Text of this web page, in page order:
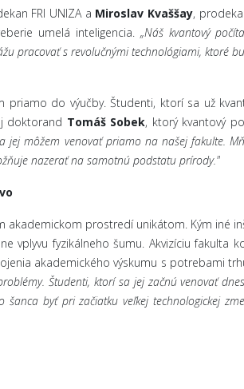
FRI UNIZA a Miroslav Kvaššay,
umelá inteligencia. „Náš kvantový
pracovať s revolučnými technológiami, ktoré
do výučby. Študenti, ktorí sa už
doktorand Tomáš Sobek, ktorý kvantový
jej môžem venovať priamo na našej fakulte.
nazerať na samotnú podstatu prírody."
akademickom prostredí unikátom. Kým
vplyvu fyzikálneho šumu. Akvizíciu
akademického výskumu s potrebami
Študenti, ktorí sa jej začnú venovať
byť pri začiatku veľkej technologickej